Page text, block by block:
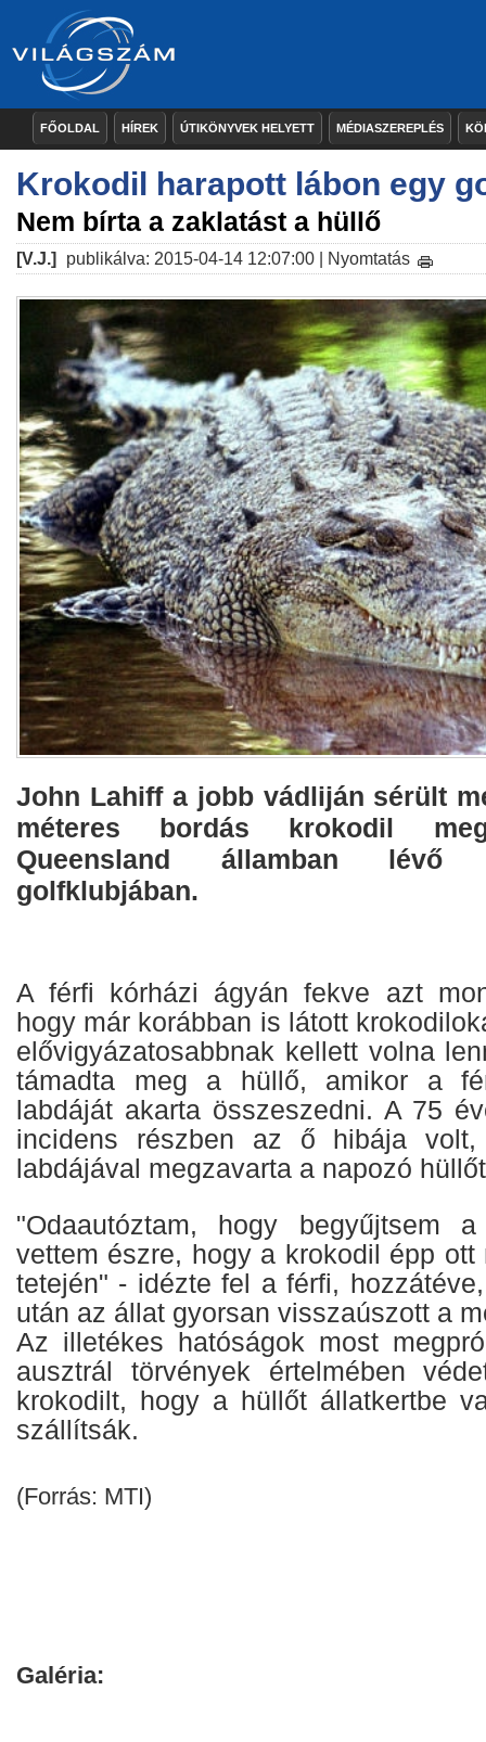
FŐOLDAL HÍREK ÚTIKÖNYVEK HELYETT MÉDIASZEREPLÉS
Krokodil harapott lábon egy
Nem bírta a zaklatást a hüllő
[V.J.] publikálva: 2015-04-14 12:07:00 | Nyomtatás
John Lahiff a jobb vádliján sérült
méteres bordás krokodil
Queensland államban lévő
golfklubjában.
A férfi kórházi ágyán fekve azt
hogy már korábban is látott
elővigyázatosabbnak kellett volna
támadta meg a hüllő, amikor a
labdáját akarta összeszedni. A 75
incidens részben az ő hibája
labdájával megzavarta a napozó
"Odaautóztam, hogy begyűjtsem
vettem észre, hogy a krokodil épp
tetején" - idézte fel a férfi,
után az állat gyorsan visszaúszott a
Az illetékes hatóságok most
ausztrál törvények értelmében
krokodilt, hogy a hüllőt állatkertbe
szállítsák.
(Forrás: MTI)
Galéria: